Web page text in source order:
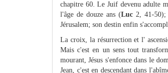
chapitre 60. Le Juif devenu adulte
l'âge de douze ans (Luc2, 41-50);
Jérusalem; son destin enfin
La croix, la résurrection et l'
Mais c'est en un sens tout
mourant, Jésus s'enfonce dans le
Jean, c'est en descendant dans